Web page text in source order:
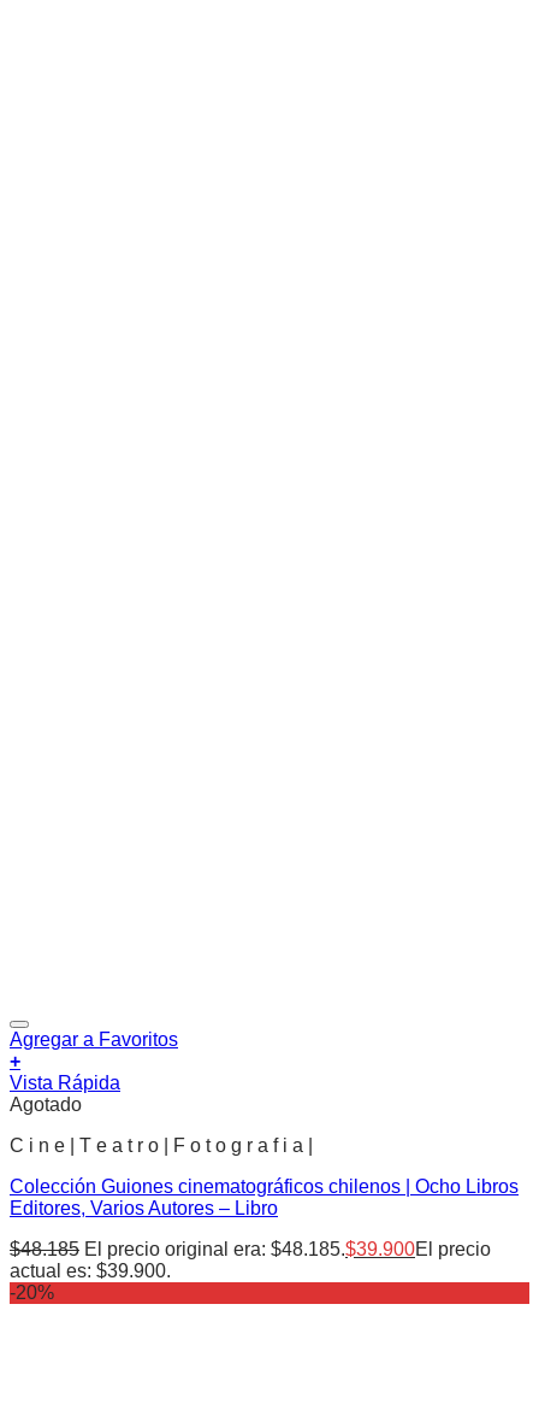
Agregar a Favoritos
+
Vista Rápida
Agotado
C i n e | T e a t r o | F o t o g r a f i a |
Colección Guiones cinematográficos chilenos | Ocho Libros
Editores, Varios Autores – Libro
$48.185 El precio original era: $48.185.$39.900El precio
actual es: $39.900.
-20%